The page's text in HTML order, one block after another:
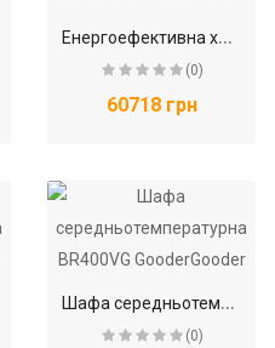
Е
нергоефективна холодильна шафа BRILLIS EG-HR600G.B
(0)
60718 грн
Ш
афа середньотемпературна BR400VG GooderGooder
(0)